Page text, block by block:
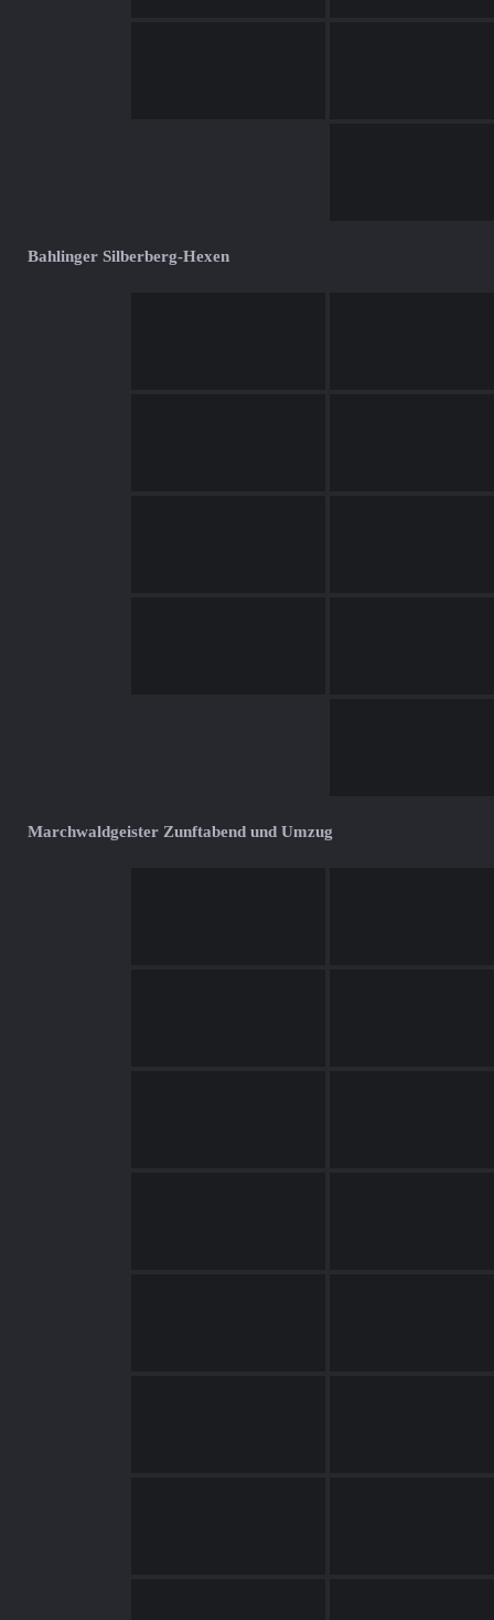
Bahlinger Silberberg-Hexen
Marchwaldgeister Zunftabend und Umzug